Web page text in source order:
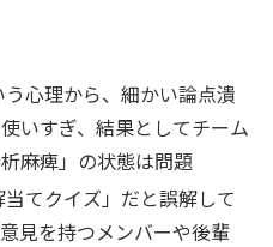
う心理から、細かい論点潰
いすぎ、結果としてチーム
麻痺」の状態は問題
てクイズ」だと誤解して
見を持つメンバーや後輩